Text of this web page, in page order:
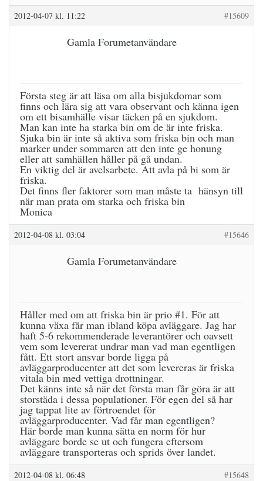
2012-04-07 kl. 11:22 #15609
Gamla Forumetanvändare
Första steg är att läsa om alla bisjukdomar som
finns och lära sig att vara observant och känna igen
om ett bisamhälle visar täcken på en sjukdom.
Man kan inte ha starka bin om de är inte friska.
Sjuka bin är inte så aktiva som friska bin och man
marker under sommaren att den inte ge honung
eller att samhällen håller på gå undan.
En viktig del är avelsarbete. Att avla på bi som är
friska.
Det finns fler faktorer som man måste ta hänsyn till
när man prata om starka och friska bin
Monica
2012-04-08 kl. 03:04 #15646
Gamla Forumetanvändare
Håller med om att friska bin är prio #1. För att
kunna växa får man ibland köpa avläggare. Jag har
haft 5-6 rekommenderade leverantörer och oavsett
vem som levererat undrar man vad man egentligen
fått. Ett stort ansvar borde ligga på
avläggarproducenter att det som levereras är friska
vitala bin med vettiga drottningar.
Det känns inte så när det första man får göra är att
storstäda i dessa populationer. För egen del så har
jag tappat lite av förtroendet för
avläggarproducenter. Vad får man egentligen?
Här borde man kunna sätta en norm för hur
avläggare borde se ut och fungera eftersom
avläggare transporteras och sprids över landet.
2012-04-08 kl. 06:48 #15648